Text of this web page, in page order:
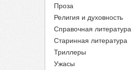
Проза
Религия и духовность
Справочная литература
Старинная литература
Триллеры
Ужасы